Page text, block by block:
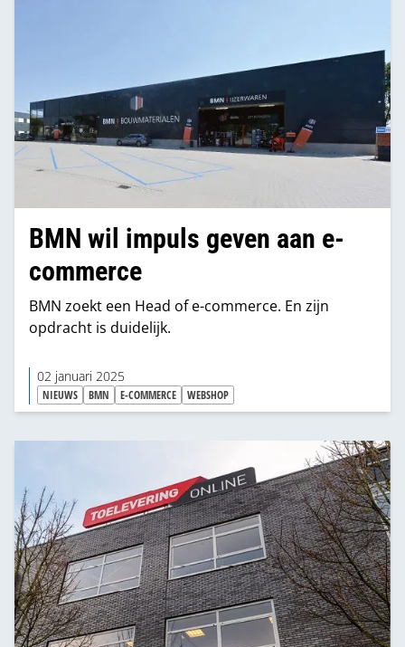
BMN wil impuls geven aan e-
commerce
BMN zoekt een Head of e-commerce. En zijn
opdracht is duidelijk.
02 januari 2025
NIEUWS BMN E-COMMERCE WEBSHOP